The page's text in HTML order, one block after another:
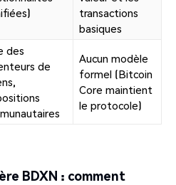
transactions
basiques
des
de
Aucun modèle
formel (Bitcoin
Core maintient
le protocole)
BDXN : comment